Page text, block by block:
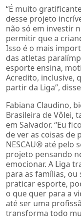
“É muito
desse projeto
não só em investir
permitir que a
Isso é o mais
das atletas
esporte ensina,
Acredito, inclusive,
partir da Liga”,
Fabiana Claudino,
Brasileira de Vôlei,
em Salvador. “Eu
de ver as coisas de
NESCAU®️ até pelo
projeto pensando
emocionar. A Liga
para as famílias, ou
praticar esporte,
o que quer para a
até ser uma
transforma todo